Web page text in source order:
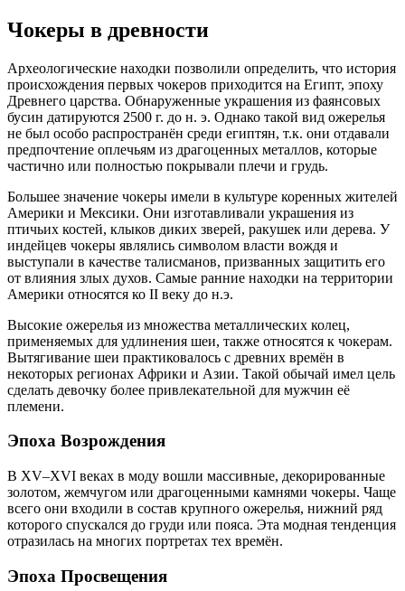
Чокеры в древности
Археологические находки позволили определить, что история
происхождения первых чокеров приходится на Египт, эпоху
Древнего царства. Обнаруженные украшения из фаянсовых
бусин датируются 2500 г. до н. э. Однако такой вид ожерелья
не был особо распространён среди египтян, т.к. они отдавали
предпочтение оплечьям из драгоценных металлов, которые
частично или полностью покрывали плечи и грудь.
Большее значение чокеры имели в культуре коренных жителей
Америки и Мексики. Они изготавливали украшения из
птичьих костей, клыков диких зверей, ракушек или дерева. У
индейцев чокеры являлись символом власти вождя и
выступали в качестве талисманов, призванных защитить его
от влияния злых духов. Самые ранние находки на территории
Америки относятся ко II веку до н.э.
Высокие ожерелья из множества металлических колец,
применяемых для удлинения шеи, также относятся к чокерам.
Вытягивание шеи практиковалось с древних времён в
некоторых регионах Африки и Азии. Такой обычай имел цель
сделать девочку более привлекательной для мужчин её
племени.
Эпоха Возрождения
В XV–XVI веках в моду вошли массивные, декорированные
золотом, жемчугом или драгоценными камнями чокеры. Чаще
всего они входили в состав крупного ожерелья, нижний ряд
которого спускался до груди или пояса. Эта модная тенденция
отразилась на многих портретах тех времён.
Эпоха Просвещения